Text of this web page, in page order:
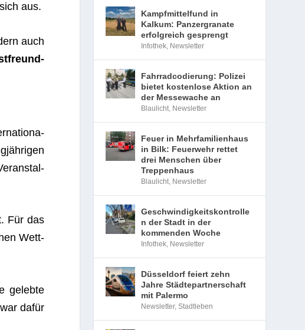
aus.
auch
Für das
Wett­
gelebte
dafür
Kampfmittelfund in
Kalkum: Panzergranate
erfolgreich gesprengt
Infothek, Newsletter
Fahrradcodierung: Polizei
bietet kostenlose Aktion an
der Messewache an
Blaulicht, Newsletter
Feuer in Mehrfamilienhaus
in Bilk: Feuerwehr rettet
drei Menschen über
Treppenhaus
Blaulicht, Newsletter
Geschwindigkeitskontrolle
n der Stadt in der
kommenden Woche
Infothek, Newsletter
Düsseldorf feiert zehn
Jahre Städtepartnerschaft
mit Palermo
Newsletter,Stadtleben